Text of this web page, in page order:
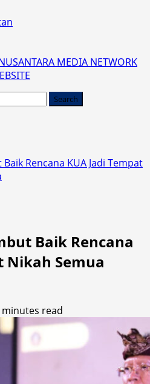
MEDIA NETWORK
Rencana KUA Jadi Tempat
Baik Rencana
Nikah Semua
minutes read